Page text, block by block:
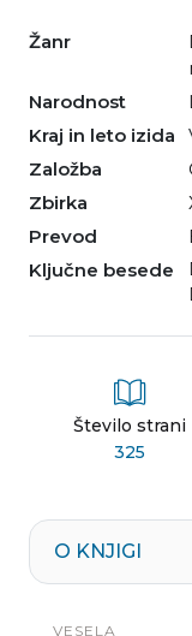
Žanr
Narodnost
Kraj in leto izida
Založba
Zbirka
Prevod
Ključne besede
Število strani
325
O KNJIGI
VESELA